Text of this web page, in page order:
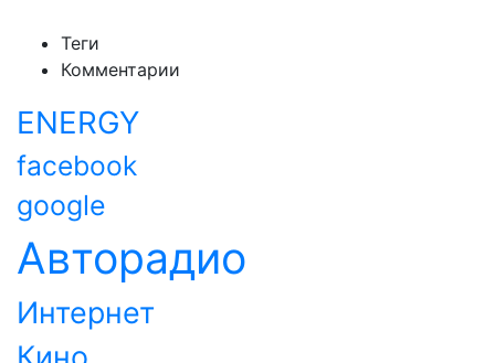
Теги
Комментарии
ENERGY
facebook
google
Авторадио
Интернет